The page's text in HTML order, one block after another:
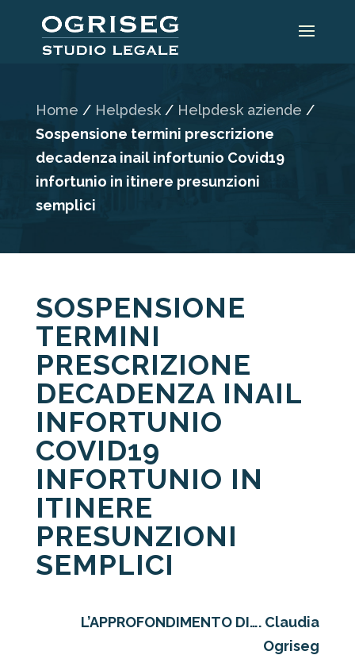
Home / Helpdesk/ Helpdesk aziende /
Sospensione termini prescrizione
decadenza inail infortunio Covid19
infortunio in itinere presunzioni
semplici
SOSPENSIONE
TERMINI
PRESCRIZIONE
DECADENZA INAIL
INFORTUNIO
COVID19
INFORTUNIO IN
ITINERE
PRESUNZIONI
SEMPLICI
L’APPROFONDIMENTO DI…. Claudia
Ogriseg